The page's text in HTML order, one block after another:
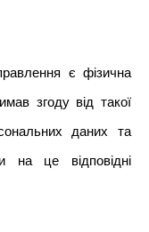
є фізична
згоду від такої
даних та
це відповідні